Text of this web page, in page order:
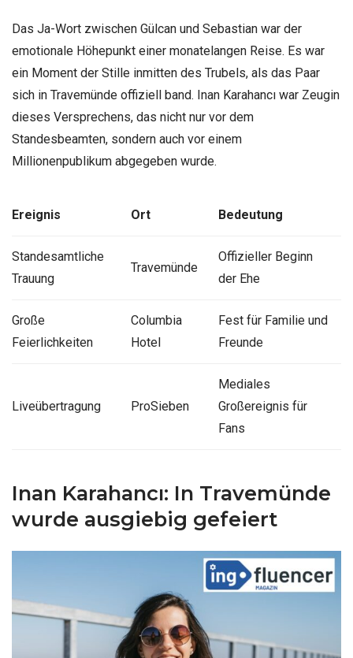
Das Ja-Wort zwischen Gülcan und Sebastian war der
emotionale Höhepunkt einer monatelangen Reise. Es war
ein Moment der Stille inmitten des Trubels, als das Paar
sich in Travemünde offiziell band. Inan Karahancı war Zeugin
dieses Versprechens, das nicht nur vor dem
Standesbeamten, sondern auch vor einem
Millionenpublikum abgegeben wurde.
Ereignis Ort Bedeutung
Standesamtliche
Trauung
Travemünde
Offizieller Beginn
der Ehe
Große
Feierlichkeiten
Columbia
Hotel
Fest für Familie und
Freunde
Liveübertragung ProSieben
Mediales
Großereignis für
Fans
Inan Karahancı: In Travemünde
wurde ausgiebig gefeiert